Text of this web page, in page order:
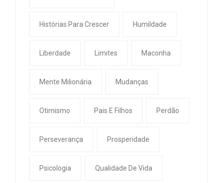
Histórias Para Crescer Humildade
Liberdade Limites Maconha
Mente Milionária Mudanças
Otimismo Pais E Filhos Perdão
Perseverança Prosperidade
Psicologia Qualidade De Vida